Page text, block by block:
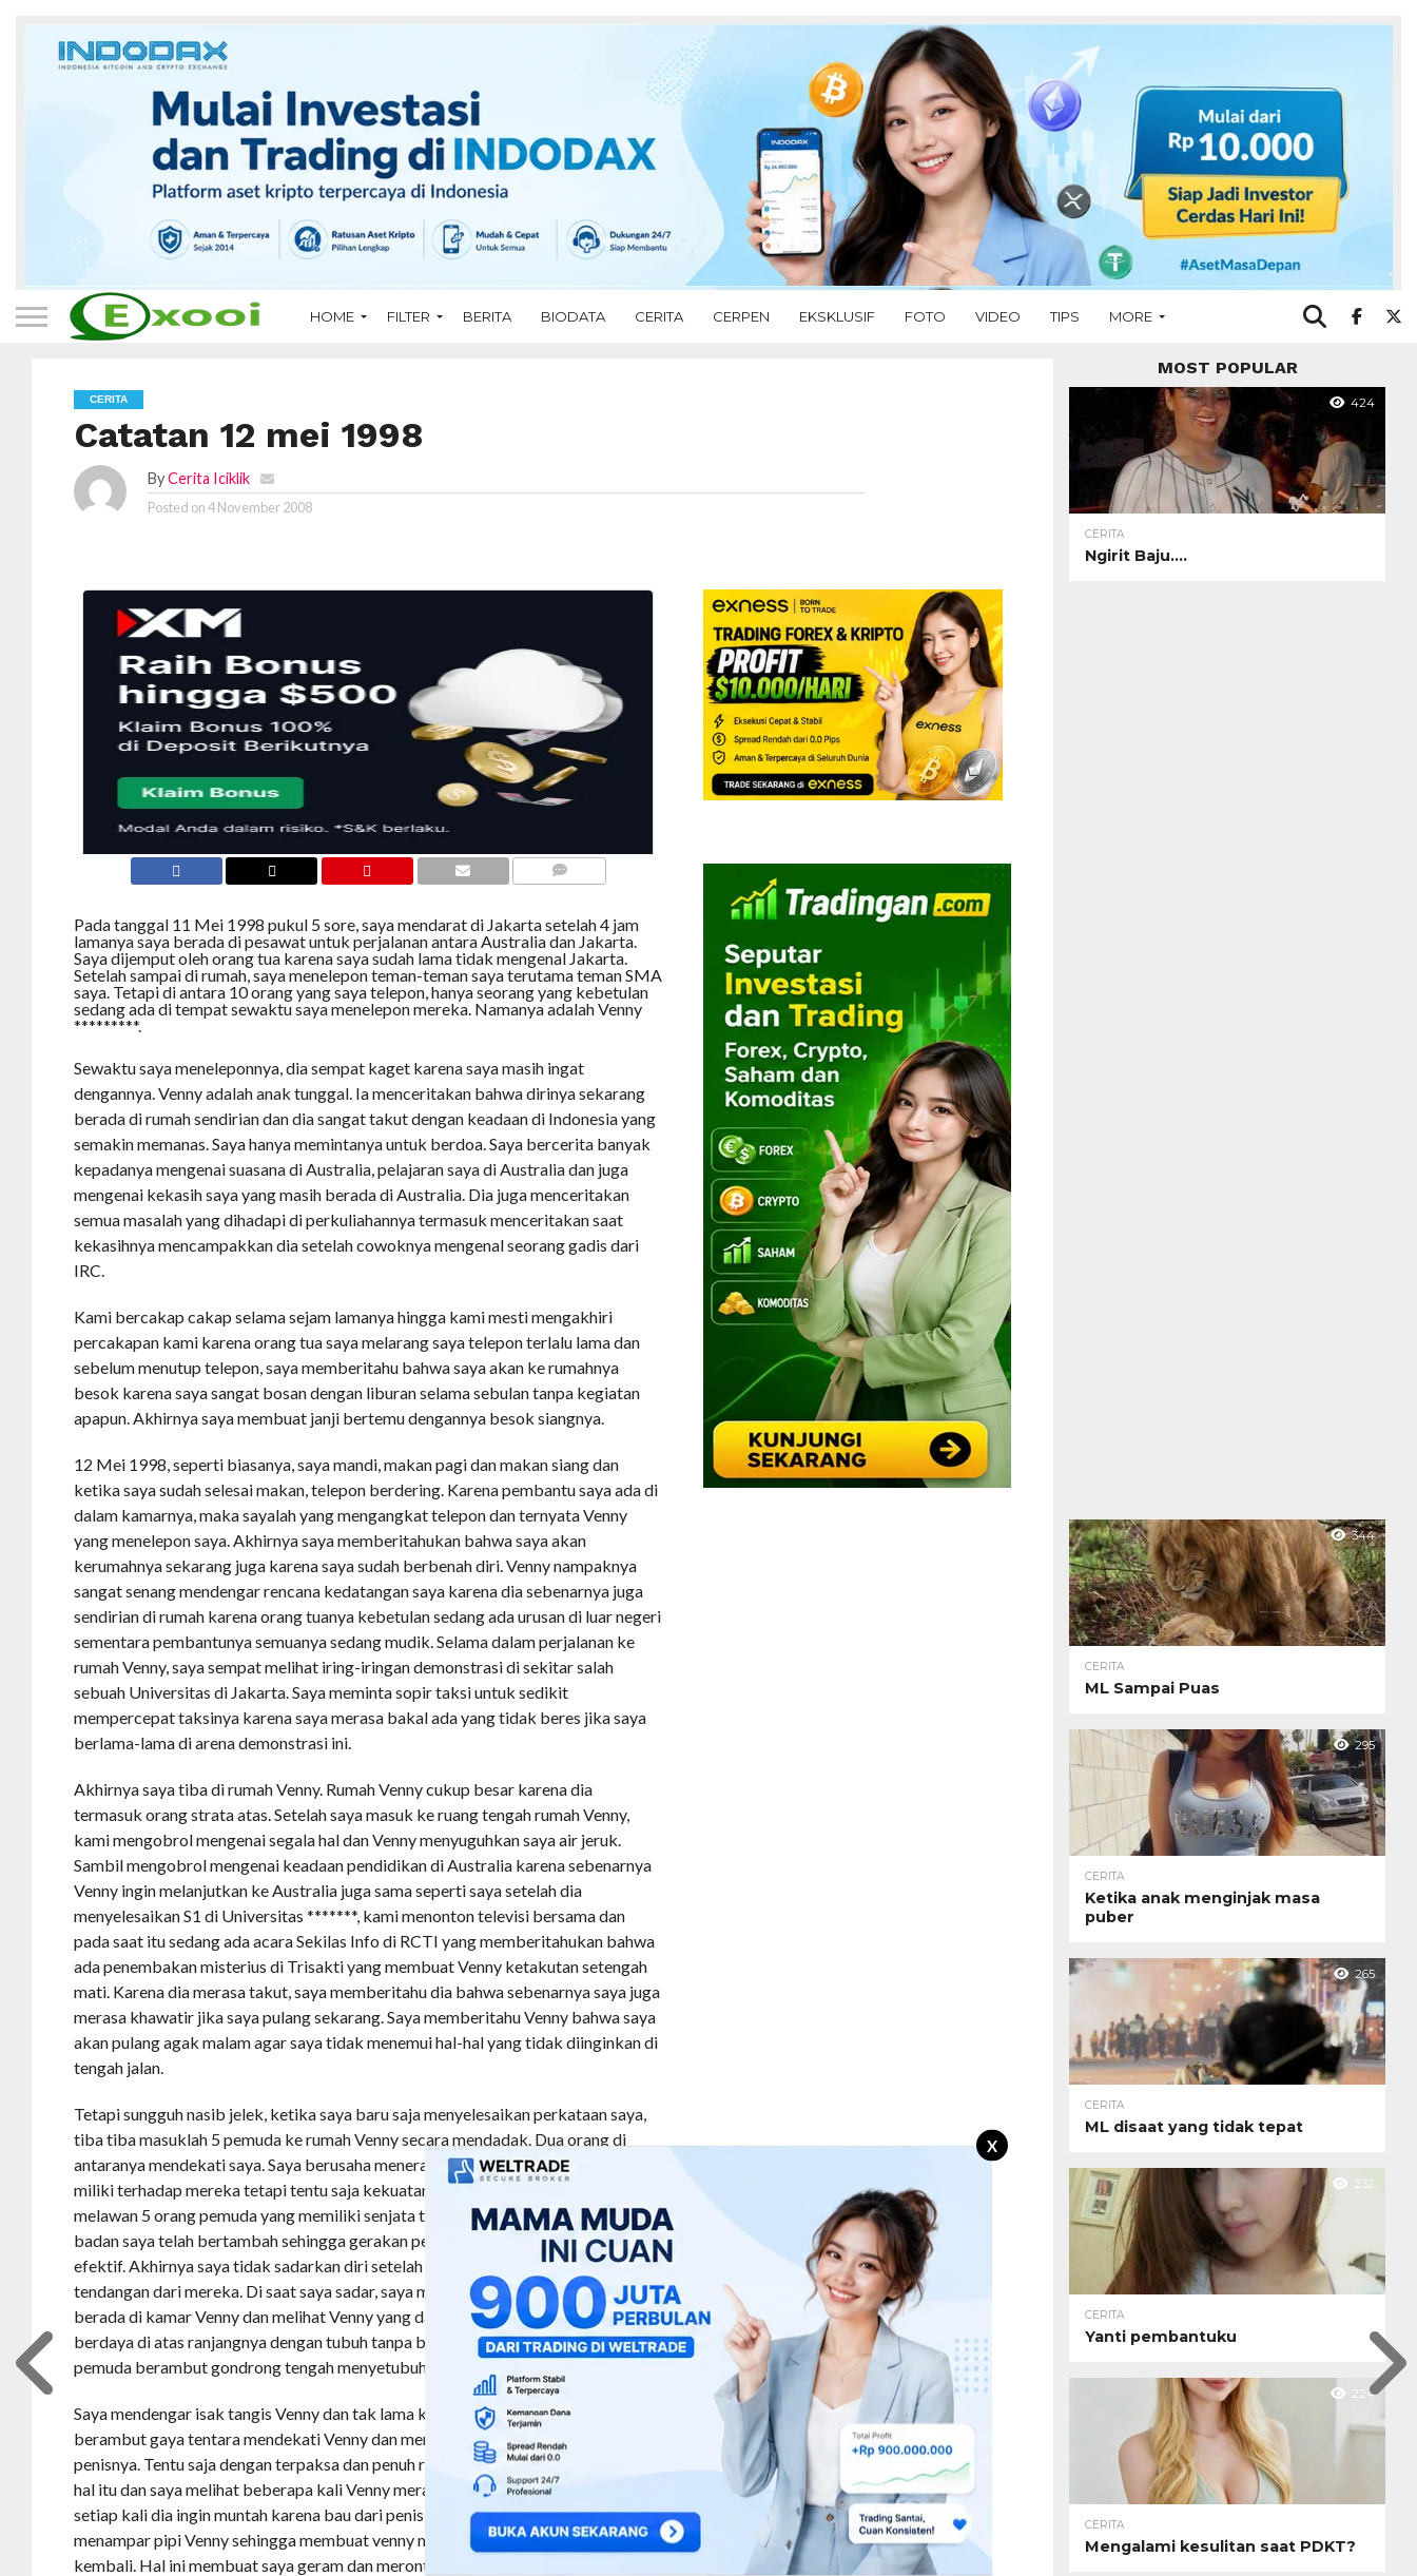
X
HOME FILTER BERITA BIODATA CERITA CERPEN EKSKLUSIF FOTO VIDEO TIPS MORE
CERITA
Catatan 12 mei 1998
By Cerita Iciklik
Posted on 4 November 2008
Pada tanggal 11 Mei 1998 pukul 5 sore, saya mendarat di Jakarta setelah 4 jam
lamanya saya berada di pesawat untuk perjalanan antara Australia dan Jakarta.
Saya dijemput oleh orang tua karena saya sudah lama tidak mengenal Jakarta.
Setelah sampai di rumah, saya menelepon teman-teman saya terutama teman SMA
saya. Tetapi di antara 10 orang yang saya telepon, hanya seorang yang kebetulan
sedang ada di tempat sewaktu saya menelepon mereka. Namanya adalah Venny
*********.
Sewaktu saya meneleponnya, dia sempat kaget karena saya masih ingat
dengannya. Venny adalah anak tunggal. Ia menceritakan bahwa dirinya sekarang
berada di rumah sendirian dan dia sangat takut dengan keadaan di Indonesia yang
semakin memanas. Saya hanya memintanya untuk berdoa. Saya bercerita banyak
kepadanya mengenai suasana di Australia, pelajaran saya di Australia dan juga
mengenai kekasih saya yang masih berada di Australia. Dia juga menceritakan
semua masalah yang dihadapi di perkuliahannya termasuk menceritakan saat
kekasihnya mencampakkan dia setelah cowoknya mengenal seorang gadis dari
IRC.
Kami bercakap cakap selama sejam lamanya hingga kami mesti mengakhiri
percakapan kami karena orang tua saya melarang saya telepon terlalu lama dan
sebelum menutup telepon, saya memberitahu bahwa saya akan ke rumahnya
besok karena saya sangat bosan dengan liburan selama sebulan tanpa kegiatan
apapun. Akhirnya saya membuat janji bertemu dengannya besok siangnya.
12 Mei 1998, seperti biasanya, saya mandi, makan pagi dan makan siang dan
ketika saya sudah selesai makan, telepon berdering. Karena pembantu saya ada di
dalam kamarnya, maka sayalah yang mengangkat telepon dan ternyata Venny
yang menelepon saya. Akhirnya saya memberitahukan bahwa saya akan
kerumahnya sekarang juga karena saya sudah berbenah diri. Venny nampaknya
sangat senang mendengar rencana kedatangan saya karena dia sebenarnya juga
sendirian di rumah karena orang tuanya kebetulan sedang ada urusan di luar negeri
sementara pembantunya semuanya sedang mudik. Selama dalam perjalanan ke
rumah Venny, saya sempat melihat iring-iringan demonstrasi di sekitar salah
sebuah Universitas di Jakarta. Saya meminta sopir taksi untuk sedikit
mempercepat taksinya karena saya merasa bakal ada yang tidak beres jika saya
berlama-lama di arena demonstrasi ini.
Akhirnya saya tiba di rumah Venny. Rumah Venny cukup besar karena dia
termasuk orang strata atas. Setelah saya masuk ke ruang tengah rumah Venny,
kami mengobrol mengenai segala hal dan Venny menyuguhkan saya air jeruk.
Sambil mengobrol mengenai keadaan pendidikan di Australia karena sebenarnya
Venny ingin melanjutkan ke Australia juga sama seperti saya setelah dia
menyelesaikan S1 di Universitas *******, kami menonton televisi bersama dan
pada saat itu sedang ada acara Sekilas Info di RCTI yang memberitahukan bahwa
ada penembakan misterius di Trisakti yang membuat Venny ketakutan setengah
mati. Karena dia merasa takut, saya memberitahu dia bahwa sebenarnya saya juga
merasa khawatir jika saya pulang sekarang. Saya memberitahu Venny bahwa saya
akan pulang agak malam agar saya tidak menemui hal-hal yang tidak diinginkan di
tengah jalan.
Tetapi sungguh nasib jelek, ketika saya baru saja menyelesaikan perkataan saya,
tiba tiba masuklah 5 pemuda ke rumah Venny secara mendadak. Dua orang di
antaranya mendekati saya. Saya berusaha menerapkan ilmu karate yang saya
miliki terhadap mereka tetapi tentu saja kekuatan seseorang akan sangat sulit
melawan 5 orang pemuda yang memiliki senjata tajam apalagi sekarang berat
badan saya telah bertambah sehingga gerakan perlawanan saya menjadi kurang
efektif. Akhirnya saya tidak sadarkan diri setelah mendapat pukulan dan
tendangan dari mereka. Di saat saya sadar, saya mendapatkan diri saya telah
berada di kamar Venny dan melihat Venny yang dalam keadaan telentang tidak
berdaya di atas ranjangnya dengan tubuh tanpa busana sementara seorang
pemuda berambut gondrong tengah menyetubuhinya.
Saya mendengar isak tangis Venny dan tak lama kemudian, seorang pemuda yang
berambut gaya tentara mendekati Venny dan memaksa Venny untuk mengulum
penisnya. Tentu saja dengan terpaksa dan penuh rasa ketakutan, Venny melakukan
hal itu dan saya melihat beberapa kali Venny merasa mual dan ingin muntah. Tetapi
setiap kali dia ingin muntah karena bau dari penis cowok itu, pemuda itu langsung
menampar pipi Venny sehingga membuat venny menangis dan mengulum penisnya
kembali. Hal ini membuat saya geram dan meronta dari ikatan tali di tubuh saya,
MOST POPULAR
424
CERITA
Ngirit Baju….
344
CERITA
ML Sampai Puas
295
CERITA
Ketika anak menginjak masa
puber
265
CERITA
ML disaat yang tidak tepat
232
CERITA
Yanti pembantuku
224
CERITA
Mengalami kesulitan saat PDKT?